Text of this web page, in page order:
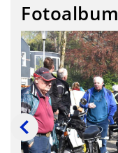
Fotoalbum